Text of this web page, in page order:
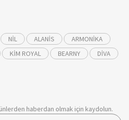
NİL ALANİS
ARMONİKA
KİM ROYAL BEARNY
DİVA
haberdan olmak için kaydolun.